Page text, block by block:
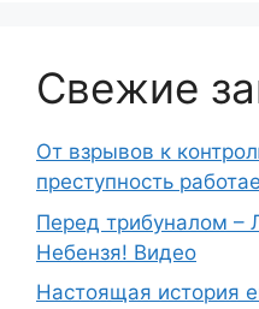
Свежие
От взрывов к
преступность
Перед трибуналом –
Небензя! Видео
Настоящая история